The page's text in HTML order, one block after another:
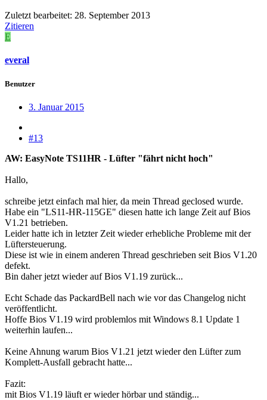
Zuletzt bearbeitet: 28. September 2013
Zitieren
E
everal
Benutzer
3. Januar 2015
#13
AW: EasyNote TS11HR - Lüfter "fährt nicht hoch"
Hallo,
schreibe jetzt einfach mal hier, da mein Thread geclosed wurde.
Habe ein "LS11-HR-115GE" diesen hatte ich lange Zeit auf Bios
V1.21 betrieben.
Leider hatte ich in letzter Zeit wieder erhebliche Probleme mit der
Lüftersteuerung.
Diese ist wie in einem anderen Thread geschrieben seit Bios V1.20
defekt.
Bin daher jetzt wieder auf Bios V1.19 zurück...
Echt Schade das PackardBell nach wie vor das Changelog nicht
veröffentlicht.
Hoffe Bios V1.19 wird problemlos mit Windows 8.1 Update 1
weiterhin laufen...
Keine Ahnung warum Bios V1.21 jetzt wieder den Lüfter zum
Komplett-Ausfall gebracht hatte...
Fazit:
mit Bios V1.19 läuft er wieder hörbar und ständig...